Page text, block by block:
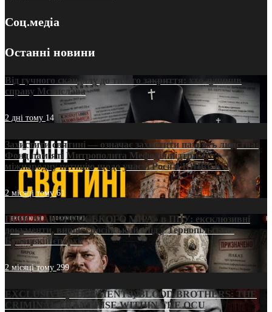
Соц.медіа
Останні новини
Від гучного скандалу до тихого закриття: хто зупинив
справу Мстислава
2 дні тому 14
Захистити святині — означає захистити пам’ять людства:
Фонд пам’яті Митрополита Мефодія підтримує
міжнародну петицію щодо участі Росії в ЮНЕСКО
2 місяці тому61
ПРИСМАК «РУССЬКОГО МІРА» в ПЦУ: ексклюзивні
документи, вирок і російський слід у Тернопільсько-
Бучацькій єпархії
2 місяці тому 299
EXCLUSIVE (DOCUMENTS)/BLOOD BROTHERS: THE
CRIMINAL FRANCHISE WITHIN THE OCU